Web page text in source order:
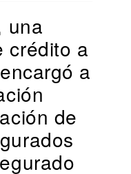
una
crédito a
a
de